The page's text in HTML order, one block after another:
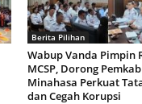
Berita Pilihan
Wabup Vanda Pimpin
MCSP, Dorong Pemkab
Minahasa Perkuat
dan Cegah Korupsi